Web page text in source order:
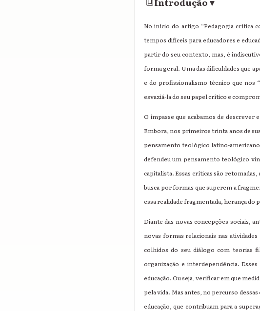
No início do artigo “Pedagogia crítica
tempos difíceis para educadores e
partir do seu contexto, mas, é
forma geral. Uma das dificuldades que
e do profissionalismo técnico que nos
esvaziá-la do seu papel crítico e
O impasse que acabamos de
Embora, nos primeiros trinta anos de
pensamento teológico latino-americano,
defendeu um pensamento teológico
capitalista. Essas críticas são
busca por formas que superem a
essa realidade fragmentada, herança do
Diante das novas concepções sociais,
novas formas relacionais nas
colhidos do seu diálogo com teorias
organização e interdependência.
educação. Ou seja, verificar em que
pela vida. Mas antes, no percurso
educação, que contribuam para a